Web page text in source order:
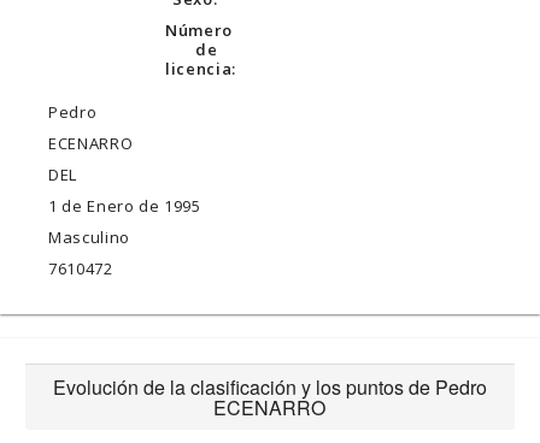
Número
de
licencia:
Pedro
ECENARRO
DEL
1 de Enero de 1995
Masculino
7610472
Evolución de la clasificación y los puntos de Pedro
ECENARRO